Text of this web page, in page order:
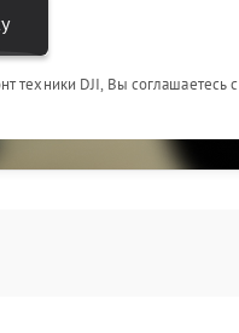
техники DJI, Вы соглашаетесь с